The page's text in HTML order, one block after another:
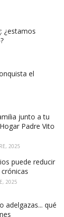
¿estamos
el
junto a tu
Padre Vito
2025
puede reducir
2025
adelgazas... qué